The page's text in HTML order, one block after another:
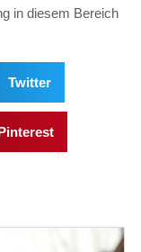
in diesem Bereich
Twitter